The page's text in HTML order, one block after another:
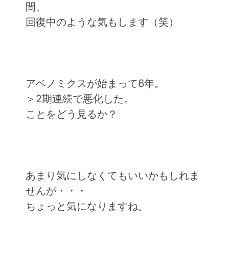
間、
回復中のような気もします（笑）
アベノミクスが始まって6年。
＞2期連続で悪化した。
ことをどう見るか？
あまり気にしなくてもいいかもしれま
せんが・・・
ちょっと気になりますね。